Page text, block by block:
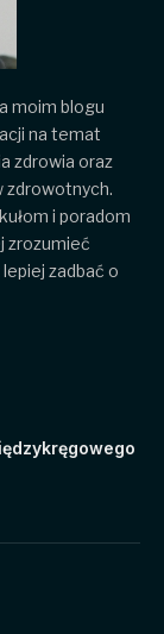
moim blogu
na temat
zdrowia oraz
zdrowotnych.
i poradom
zrozumieć
zadbać o